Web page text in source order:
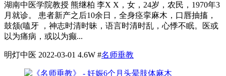
湖南中医学院教授 熊继柏 李X X，女，24岁，农民，1970年3
月就诊。 患者新产之后10余日，全身痉挛麻木，口唇抽搐，
鼓颔(嗑牙 ，神志时清时昧，语言时清时乱，心悸不眠。医或
以为痛病，或以为癫...
明灯中医 2022-03-01 4.6W #名师垂教